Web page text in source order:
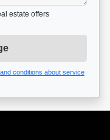
estate offers
conditions about service